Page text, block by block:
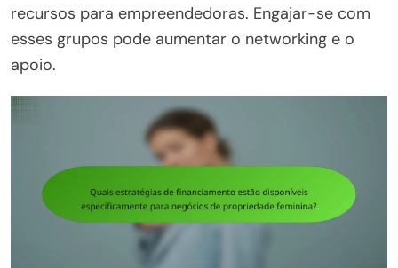
recursos para empreendedoras. Engajar-se com
esses grupos pode aumentar o networking e o
apoio.